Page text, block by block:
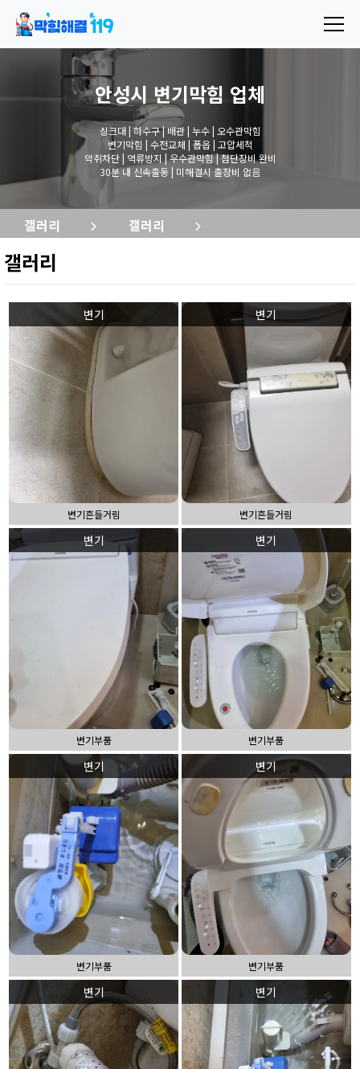
안성시 변기막힘 업체
싱크대 | 하수구 | 배관 | 누수 | 오수관막힘
변기막힘 | 수전교체 | 폽옵 | 고압세척
악취차단 | 역류방지 | 우수관막힘 | 첨단장비 완비
30분 내 신속출동 | 미해결시 출장비 없음
갤러리 갤러리
갤러리
변기
변기흔들거림
변기
변기흔들거림
변기
변기부품
변기
변기부품
변기
변기부품
변기
변기부품
변기 변기